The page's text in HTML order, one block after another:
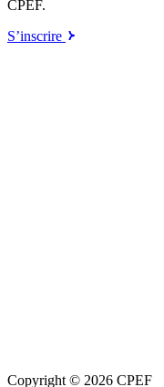
CPEF.
S’inscrire
Copyright © 2026 CPEF